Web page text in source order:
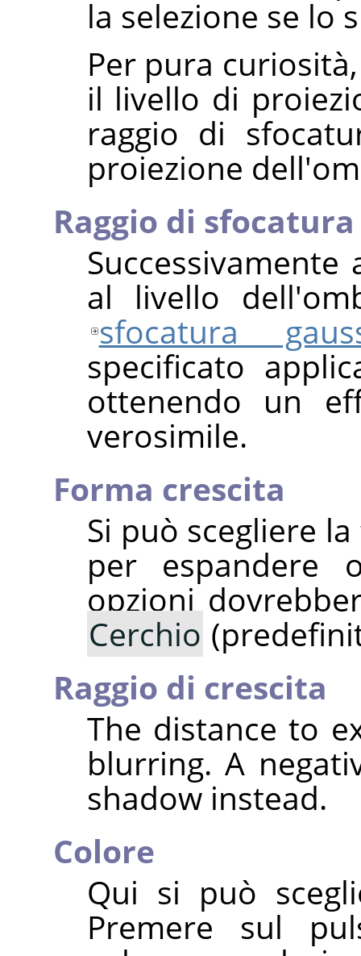
la selezione se lo
Per pura
il livello di
raggio di
proiezione
Raggio di sfocatura
al livello
sfocatura
specificato
ottenendo un
verosimile.
Forma crescita
Si può scegliere
per espandere
opzioni
Cerchio
Raggio di crescita
The distance to
blurring. A
shadow instead.
Colore
Qui si può
Premere sul